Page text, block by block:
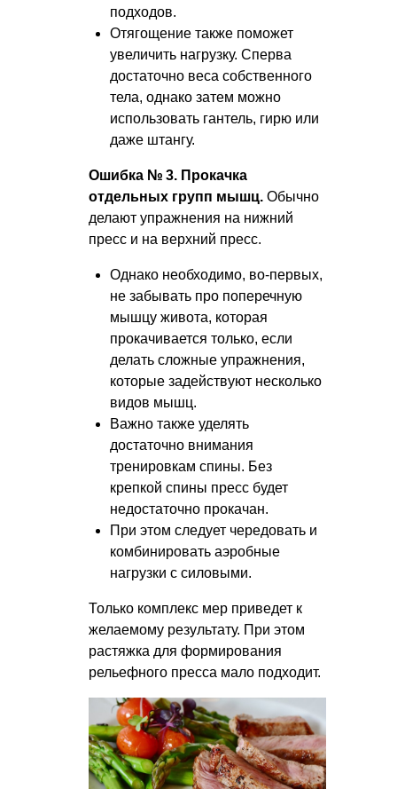
подходов.
Отягощение также поможет
увеличить нагрузку. Сперва
достаточно веса собственного
тела, однако затем можно
использовать гантель, гирю или
даже штангу.
Ошибка № 3. Прокачка
отдельных групп мышц. Обычно
делают упражнения на нижний
пресс и на верхний пресс.
Однако необходимо, во-первых,
не забывать про поперечную
мышцу живота, которая
прокачивается только, если
делать сложные упражнения,
которые задействуют несколько
видов мышц.
Важно также уделять
достаточно внимания
тренировкам спины. Без
крепкой спины пресс будет
недостаточно прокачан.
При этом следует чередовать и
комбинировать аэробные
нагрузки с силовыми.
Только комплекс мер приведет к
желаемому результату. При этом
растяжка для формирования
рельефного пресса мало подходит.